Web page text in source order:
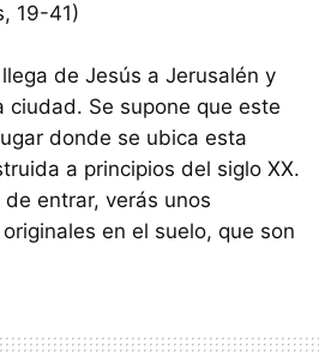
19-41)
de Jesús a Jerusalén y
ciudad. Se supone que este
donde se ubica esta
a principios del siglo XX.
entrar, verás unos
en el suelo, que son